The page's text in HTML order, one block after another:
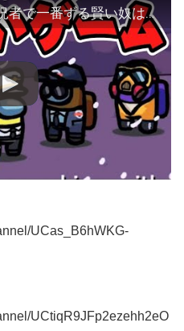
【Among Us】ゲーム実況者で一番ずる賢い奴は誰だ？【人狼】ちはや コラボ ふぇいと ボスナ 御曹司 たけ ちゃあ ぎぞく こーだ
UCas_B6hWKG-
UCtiqR9JFp2ezehh2eO